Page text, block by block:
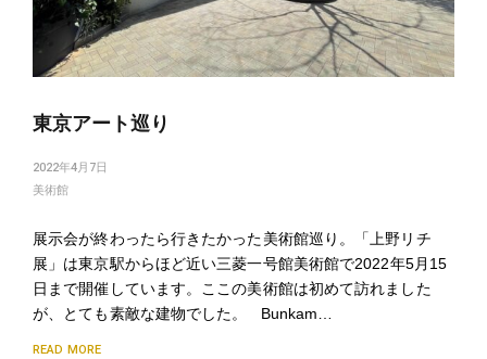
東京アート巡り
2022年4月7日
美術館
展示会が終わったら行きたかった美術館巡り。「上野リチ
展」は東京駅からほど近い三菱一号館美術館で2022年5月15
日まで開催しています。ここの美術館は初めて訪れました
が、とても素敵な建物でした。 Bunkam…
READ MORE